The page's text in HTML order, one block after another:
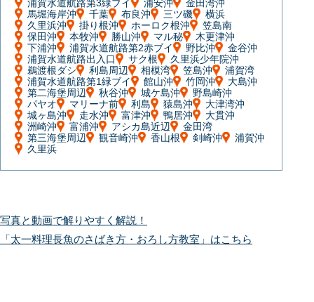
浦賀水道航路第3緑ブイ
浦安沖
金田湾沖
馬堀海岸沖
千葉 布良沖 三ツ磯
横浜
久里浜沖
掛り根沖 ホーロク根沖
笠島南
保田沖
本牧沖 勝山沖 マル秘
木更津沖
下浦沖
浦賀水道航路第2赤ブイ 野比沖
金谷沖
浦賀水道航路出入口
サク根
久里浜少年院沖
鵜渡根ダシ
利島周辺 相模湾 笠島沖
浦賀湾
浦賀水道航路第1緑ブイ
館山沖 竹岡沖
大島沖
第二海堡周辺
秋谷沖 城ケ島沖
野島崎沖
パヤオ
マリーナ前 利島 猿島沖
大津湾沖
城ヶ島沖
走水沖 富津沖 鴨居沖
大貫沖
洲崎沖
富浦沖 アシカ島近辺
金田湾
第三海堡周辺
観音崎沖 香山根 剣崎沖
浦賀沖
久里浜
写真と動画で解りやすく解説！
「太一料理長魚のさばき方・おろし方教室」はこちら